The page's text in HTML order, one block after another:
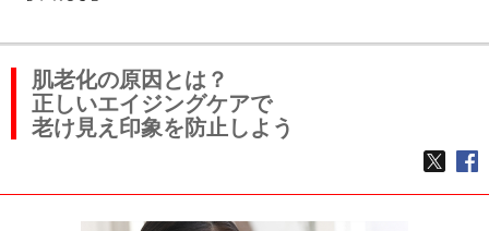
肌老化の原因とは？
正しいエイジングケアで
老け見え印象を防止しよう